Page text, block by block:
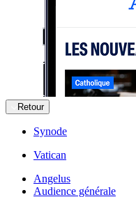
Retour
Synode
Vatican
Angelus
Audience générale